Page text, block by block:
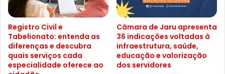
Registro Civil e
Tabelionato: entenda as
diferenças e descubra
quais serviços cada
especialidade oferece ao
Câmara de Jaru apresenta
36 indicações voltadas à
infraestrutura, saúde,
educação e valorização
dos servidores